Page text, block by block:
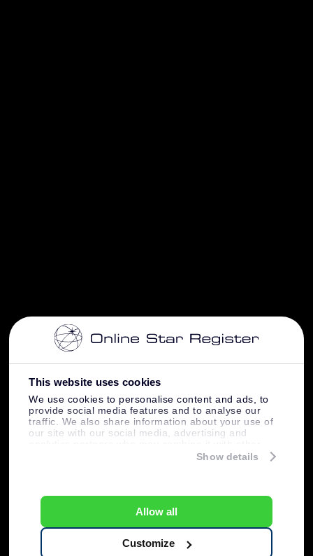
This website uses cookies
We use cookies to personalise content and ads, to
provide social media features and to analyse our
traffic. We also share information about your use of
our site with our social media, advertising and
information that you’ve provided to them or that
Show details
Allow all
Customize